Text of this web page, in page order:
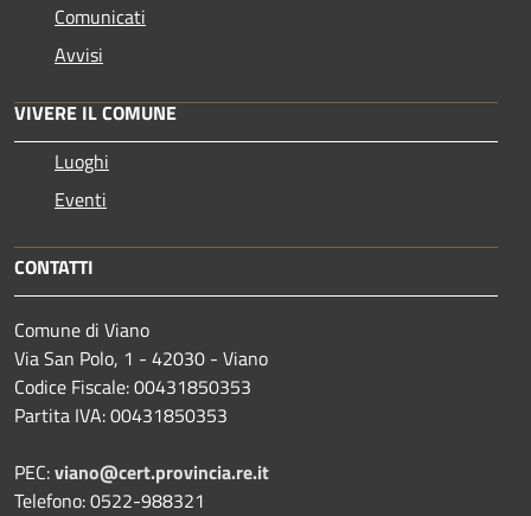
Comunicati
Avvisi
VIVERE IL COMUNE
Luoghi
Eventi
CONTATTI
Comune di Viano
Via San Polo, 1 - 42030 - Viano
Codice Fiscale: 00431850353
Partita IVA: 00431850353
PEC:viano@cert.provincia.re.it
Telefono: 0522-988321